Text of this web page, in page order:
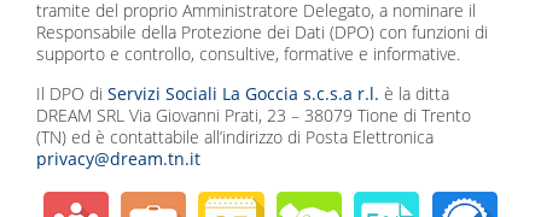
tramite del proprio Amministratore Delegato, a nominare il
Responsabile della Protezione dei Dati (DPO) con funzioni di
supporto e controllo, consultive, formative e informative.
Il DPO diServizi Sociali La Goccia s.c.s.a r.l. è la ditta
DREAM SRL Via Giovanni Prati, 23 – 38079 Tione di Trento
(TN) ed è contattabile all’indirizzo di Posta Elettronica
privacy@dream.tn.it